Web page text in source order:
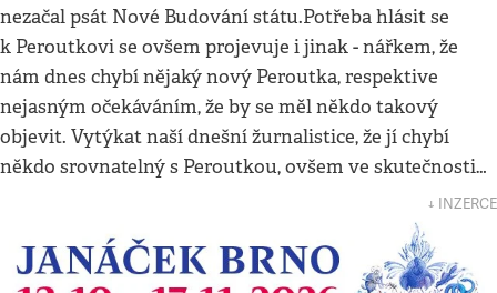
nezačal psát Nové Budování státu.Potřeba hlásit se
k Peroutkovi se ovšem projevuje i jinak - nářkem, že
nám dnes chybí nějaký nový Peroutka, respektive
nejasným očekáváním, že by se měl někdo takový
objevit. Vytýkat naší dnešní žurnalistice, že jí chybí
někdo srovnatelný s Peroutkou, ovšem ve skutečnosti…
↓ INZERCE